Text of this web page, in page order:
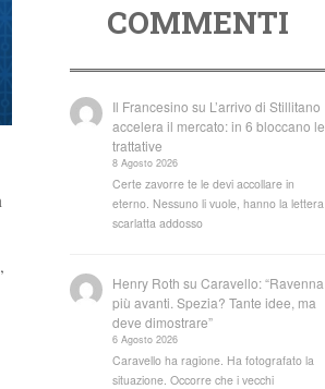
COMMENTI
Il Francesino su L’arrivo di Stillitano
accelera il mercato: in 6 bloccano le
trattative
8 Agosto 2026
Certe zavorre te le devi accollare in
eterno. Nessuno li vuole, hanno la lettera
scarlatta addosso
Henry Roth suCaravello: “Ravenna
più avanti. Spezia? Tante idee, ma
deve dimostrare”
6 Agosto 2026
Caravello ha ragione. Ha fotografato la
situazione. Occorre che i vecchi